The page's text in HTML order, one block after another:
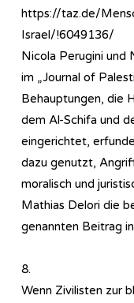
https://taz.de/
Israel/!6049136/
Nicola Perugini und
im „Journal of
Behauptungen, die
dem Al-Schifa und
eingerichtet,
dazu genutzt,
moralisch und
Mathias Delori die
genannten Beitrag
8.
Wenn Zivilisten zur